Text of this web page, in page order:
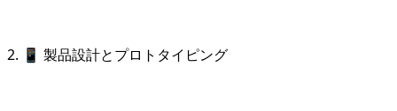
2. 📱 製品設計とプロトタイピング